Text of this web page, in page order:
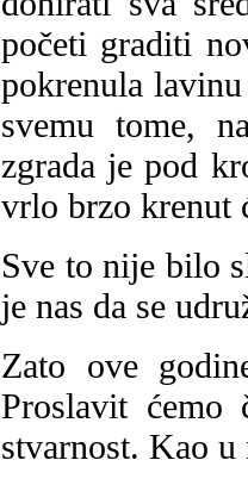
početi graditi
pokrenula
svemu tome,
zgrada je pod
vrlo brzo krenut
Sve to nije bilo
je nas da se
Zato ove
Proslavit ćemo
stvarnost. Kao